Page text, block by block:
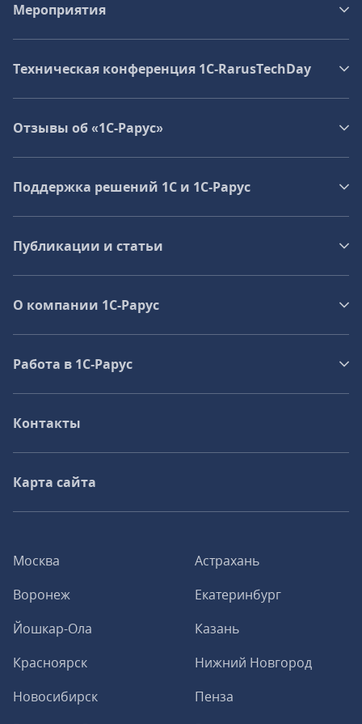
Москва
Астрахань
Воронеж
Екатеринбург
Йошкар-Ола
Казань
Красноярск
Нижний Новгород
Новосибирск
Пенза
Мероприятия
Техническая конференция 1C‑RarusTechDay
Отзывы об «1С-Рарус»
Поддержка решений 1С и 1С‑Рарус
Публикации и статьи
О компании 1C-Рарус
Работа в 1С‑Рарус
Контакты
Карта сайта